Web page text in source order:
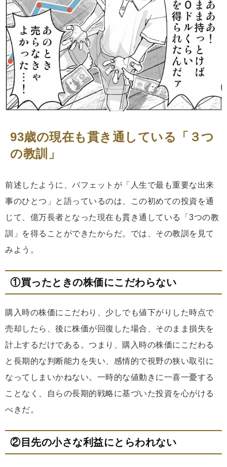
93歳の現在も貫き通している「３つ
の教訓」
前述したように、バフェットが「人生で最も重要な出来
事のひとつ」と語っているのは、この初めての投資を通
じて、億万長者となった現在も貫き通している「3つの教
訓」を得ることができたからだ。では、その教訓を見て
みよう。
①買ったときの株価にこだわらない
購入時の株価にこだわり、少しでも値下がりした時点で
売却したら、後に株価が回復した場合、そのまま損失を
計上するだけである。つまり、購入時の株価にこだわる
と長期的な判断能力を失い、感情的で視野の狭い取引に
なってしまいかねない。一時的な値動きに一喜一憂する
ことなく、自らの長期的戦略に基づいた投資を心がける
べきだ。
②目先の小さな利益にとらわれない